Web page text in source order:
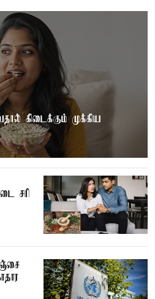
கிடைக்கும் முக்கிய
சரி